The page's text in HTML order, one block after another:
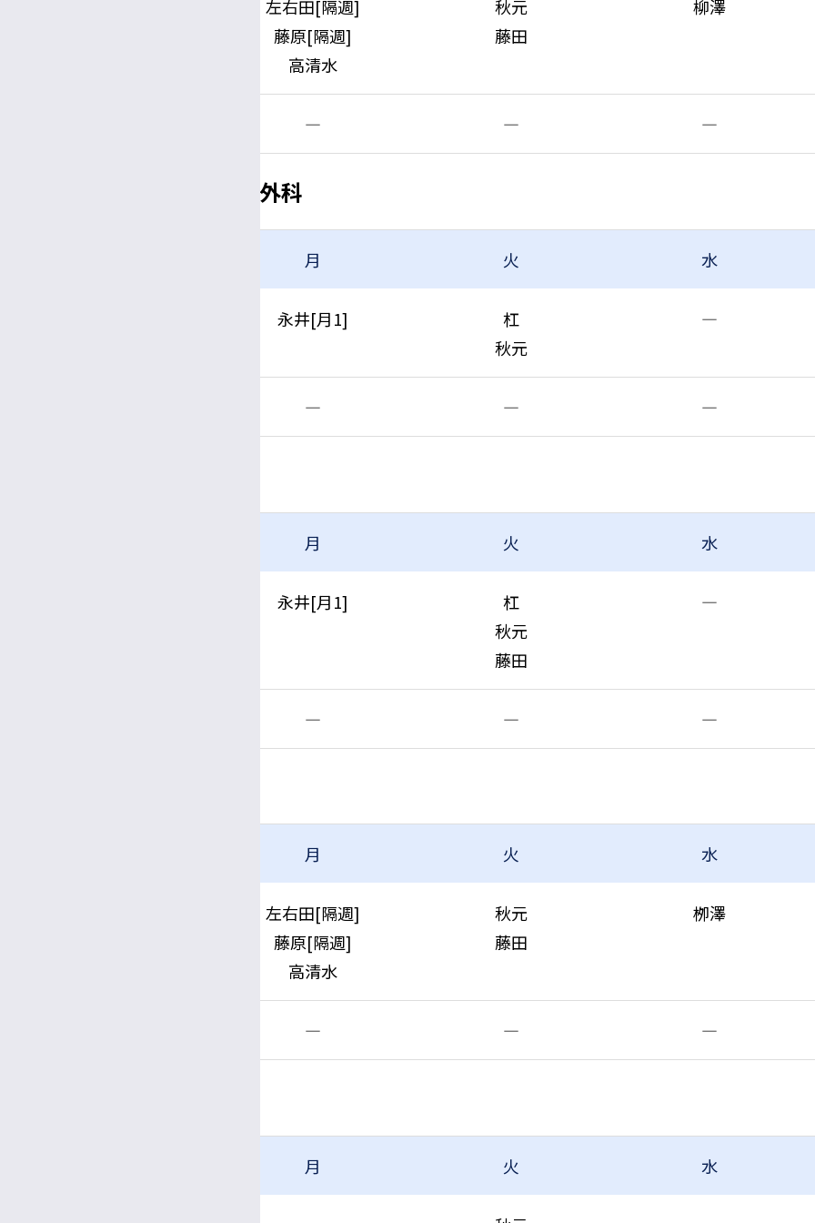
左右田[隔週]
藤原[隔週]
高清水
秋元
藤田
柳澤
― ― ―
口唇裂、あざ、 小児形成外科
月 火 水
永井[月1]
杠
秋元
―
― ― ―
月 火 水
永井[月1]
杠
秋元
藤田
―
― ― ―
月 火 水
左右田[隔週]
藤原[隔週]
高清水
秋元
藤田
栁澤
― ― ―
月 火 水